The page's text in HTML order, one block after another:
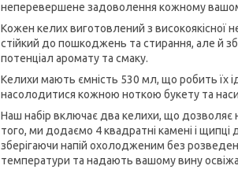
неперевершене задоволення кожному
Кожен келих виготовлений з високоякісної
стійкий до пошкоджень та стирання, але й
потенціал аромату та смаку.
Келихи мають ємність 530 мл, що робить їх
насолодитися кожною ноткою букету та
Наш набір включає два келихи, що дозволяє
того, ми додаємо 4 квадратні камені і
зберігаючи напій охолодженим без
температури та надають вашому вину